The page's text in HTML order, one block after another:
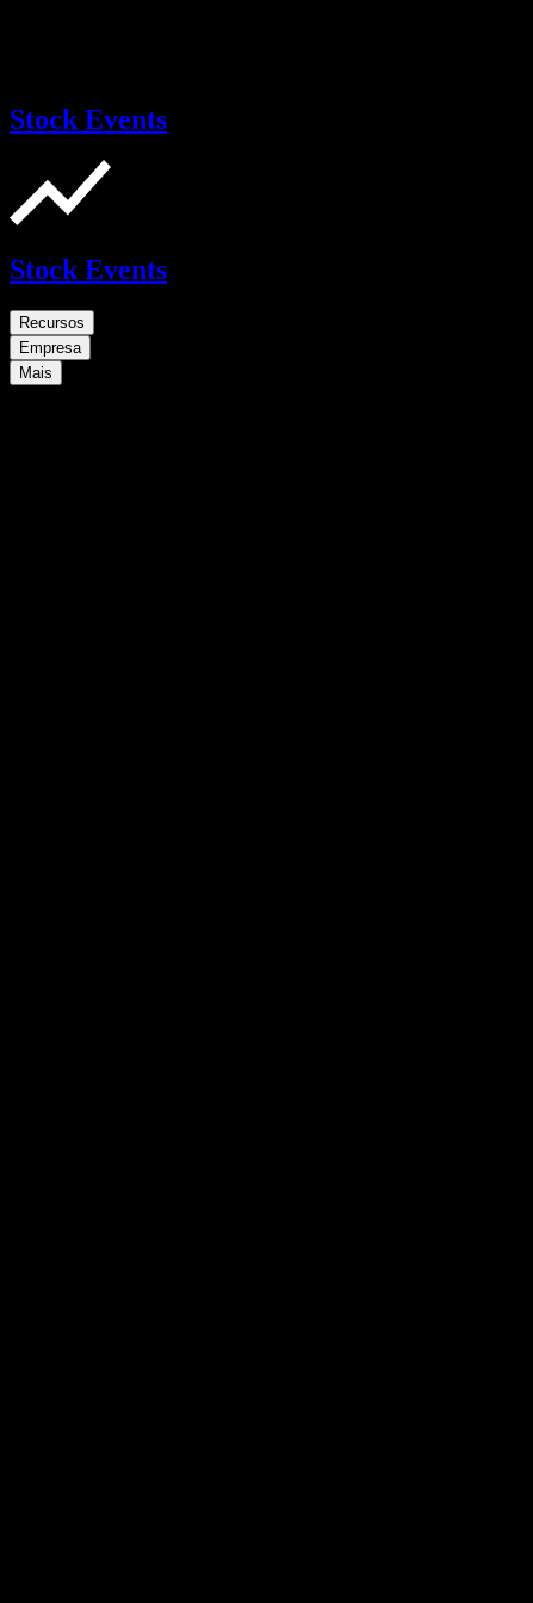
Stock Events
Stock Events
Recursos
Empresa
Mais